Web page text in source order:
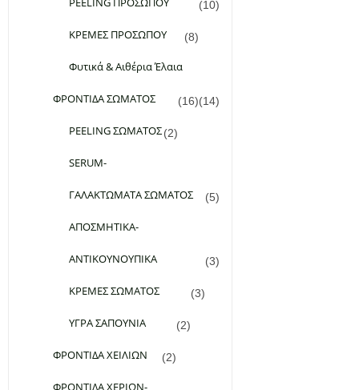
(10)
ΚΡΕΜΕΣ ΠΡΟΣΩΠΟΥ (8)
Φυτικά & Αιθέρια Έλαια
(14)
ΦΡΟΝΤΙΔΑ ΣΩΜΑΤΟΣ (16)
PEELING ΣΩΜΑΤΟΣ(2)
SERUM-
ΓΑΛΑΚΤΩΜΑΤΑ ΣΩΜΑΤΟΣ (5)
ΑΠΟΣΜΗΤΙΚΑ-
ΑΝΤΙΚΟΥΝΟΥΠΙΚΑ (3)
ΚΡΕΜΕΣ ΣΩΜΑΤΟΣ (3)
ΥΓΡΑ ΣΑΠΟΥΝΙΑ (2)
ΦΡΟΝΤΙΔΑ ΧΕΙΛΙΩΝ (2)
ΦΡΟΝΤΙΔΑ ΧΕΡΙΩΝ-
Προσθήκη στο καλάθι